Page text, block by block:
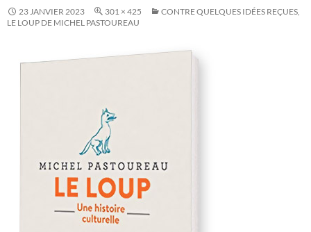
23 JANVIER 2023 301 × 425
CONTRE QUELQUES IDÉES REÇUES,
LE LOUP DE MICHEL PASTOUREAU